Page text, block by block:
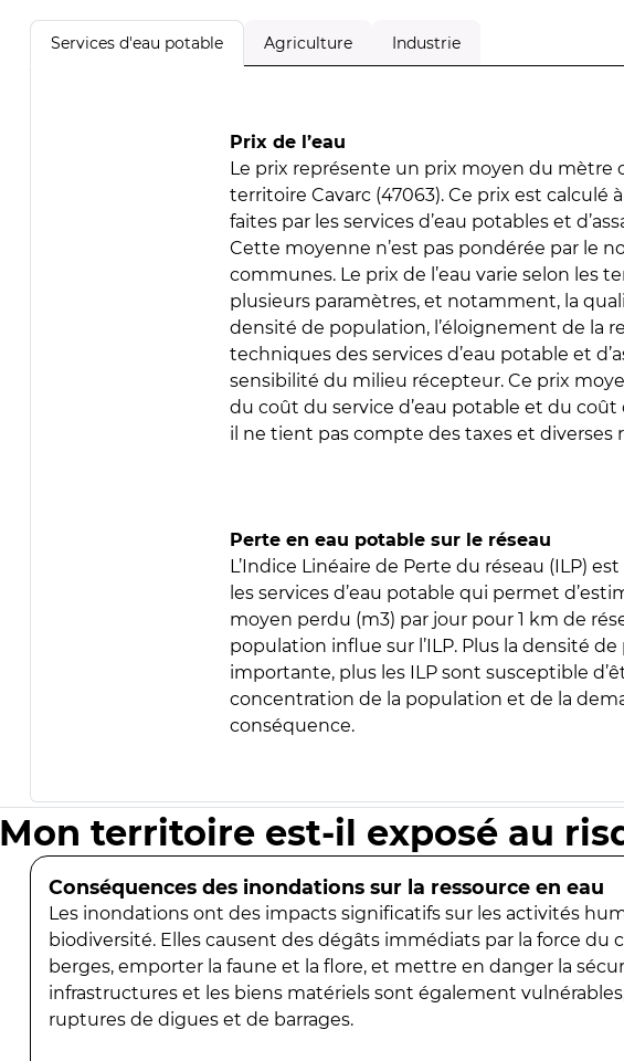
Services d'eau potable Agriculture Industrie
Prix de l’eau
Le prix représente un prix moyen du mètre
territoire Cavarc (47063). Ce prix est calculé
faites par les services d’eau potables et
Cette moyenne n’est pas pondérée par le
communes. Le prix de l’eau varie selon les
plusieurs paramètres, et notamment, la
densité de population, l’éloignement de la
techniques des services d’eau potable et
sensibilité du milieu récepteur. Ce prix
du coût du service d’eau potable et du coût
il ne tient pas compte des taxes et diverses
Perte en eau potable sur le réseau
L’Indice Linéaire de Perte du réseau (ILP)
les services d’eau potable qui permet
moyen perdu (m3) par jour pour 1 km de
population influe sur l’ILP. Plus la densité
importante, plus les ILP sont susceptible
concentration de la population et de la
conséquence.
Mon territoire est-il exposé au
Conséquences des inondations sur la ressource en eau
Les inondations ont des impacts significatifs sur les activités
biodiversité. Elles causent des dégâts immédiats par la force du
berges, emporter la faune et la flore, et mettre en danger la
infrastructures et les biens matériels sont également
ruptures de digues et de barrages.